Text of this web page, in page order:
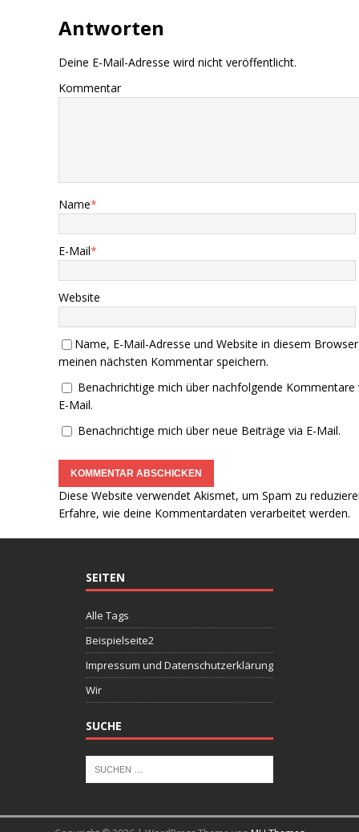
Antworten
Deine E-Mail-Adresse wird nicht veröffentlicht.
Kommentar
Name*
E-Mail*
Website
Name, E-Mail-Adresse und Website in diesem
meinen nächsten Kommentar speichern.
Benachrichtige mich über nachfolgende Kommentare
E-Mail.
Benachrichtige mich über neue Beiträge via E-Mail.
Diese Website verwendet Akismet, um Spam zu
Erfahre, wie deine Kommentardaten verarbeitet werden.
SEITEN
Alle Tags
Beispielseite2
Impressum und Datenschutzerklärung
Wir
SUCHE